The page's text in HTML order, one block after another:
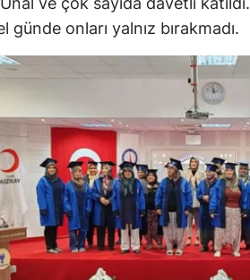
Kütahya
Manisa
Mardin
Muğla
Muş
Nevşehir
günde onları yalnız bırakmadı.